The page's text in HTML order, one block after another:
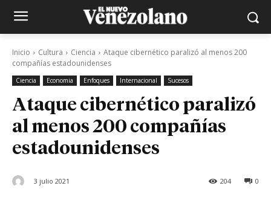
Inicio Cultura Ciencia
Ataque cibernético paralizó al menos 200
compañías estadounidenses
Ciencia Economia Enfoques Internacional Sucesos
Ataque cibernético paralizó
al menos 200 compañías
estadounidenses
3 julio 2021 0
204